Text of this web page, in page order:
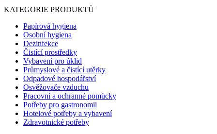
KATEGORIE PRODUKTŮ
Papírová hygiena
Osobní hygiena
Dezinfekce
Čistící prostředky
Vybavení pro úklid
Průmyslové a čistící utěrky
Odpadové hospodářství
Osvěžovače vzduchu
Pracovní a ochranné pomůcky
Potřeby pro gastronomii
Hotelové potřeby a vybavení
Zdravotnické potřeby